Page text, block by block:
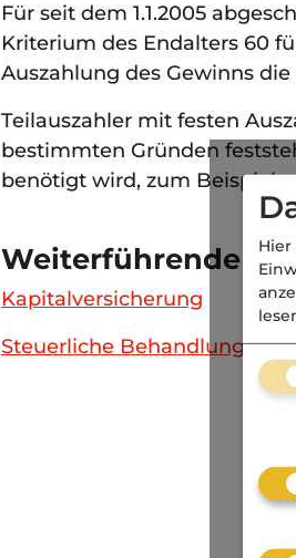
Für seit dem 1.1.2005
Kriterium des Endalters 60
Auszahlung des Gewinns
Teilauszahler mit festen
bestimmten Gründen
benötigt wird, zum Beispiel
Weiterführende
Kapitalversicherung
Steuerliche Behandlung (LV)